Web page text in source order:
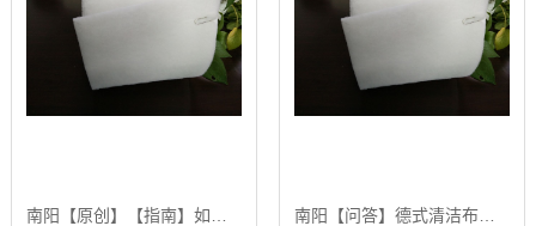
南阳【问答】德式清洁布：从入门到精通的【高效清洁与维护指南】【有什么用?】